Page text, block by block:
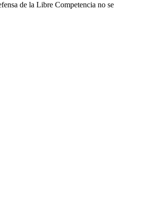
de la Libre Competencia no se